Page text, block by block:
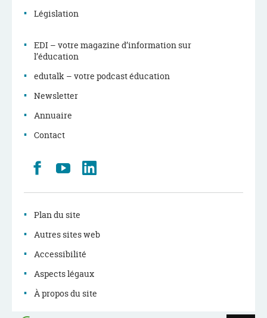
Législation
EDI – votre magazine d’information sur
l’éducation
edutalk – votre podcast éducation
Newsletter
Annuaire
Contact
Retrouvez
nous
Facebook
Youtube
Plan du site
Autres sites web
Accessibilité
Aspects légaux
À propos du site